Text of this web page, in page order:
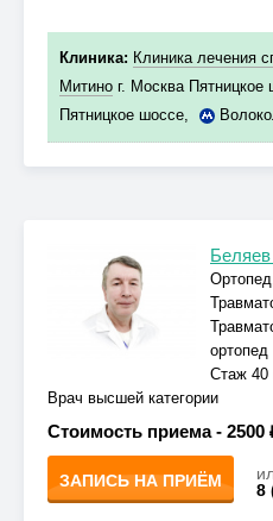
Клиника: Клиника лечения
Митино г. Москва
Пятницкое шоссе,
ортопед
Стаж 40
Врач высшей категории
Стоимость приема - 2500
ЗАПИСЬ НА ПРИЁМ
8